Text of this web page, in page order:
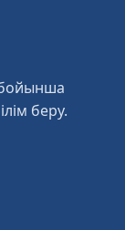
беру.